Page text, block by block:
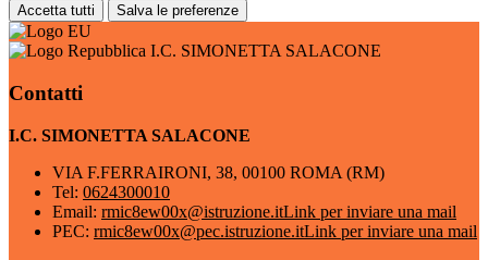
Accetta tutti Salva le preferenze
I.C. SIMONETTA SALACONE
Contatti
I.C. SIMONETTA SALACONE
VIA F.FERRAIRONI, 38, 00100 ROMA (RM)
Tel: 0624300010
Email: rmic8ew00x@istruzione.itLink per inviare una mail
PEC: rmic8ew00x@pec.istruzione.itLink per inviare una mail